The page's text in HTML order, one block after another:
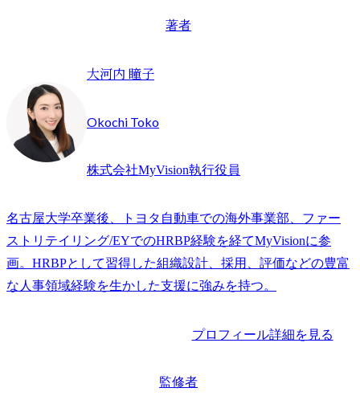
著者
大河内 瞳子
Okochi Toko
株式会社MyVision執行役員
名古屋大学卒業後、トヨタ自動車での海外事業部、ファー
ストリテイリング/EYでのHRBP経験を経てMyVisionに参
画。HRBPとして習得した組織設計、採用、評価などの豊富
な人事領域経験を生かした支援に強みを持つ。
プロフィール詳細を見る
監修者